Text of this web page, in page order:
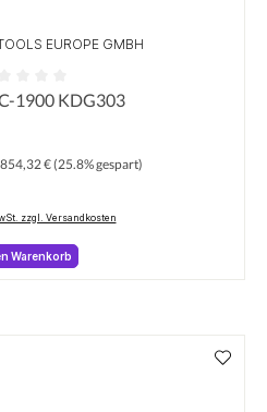
EUROPE GMBH
von 0 von 5 Sternen
1900 KDG303
854,32 €(25.8% gespart)
zzgl. Versandkosten
Warenkorb